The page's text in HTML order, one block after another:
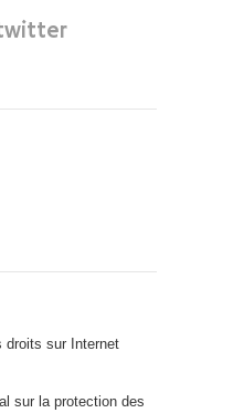
droits sur Internet
sur la protection des